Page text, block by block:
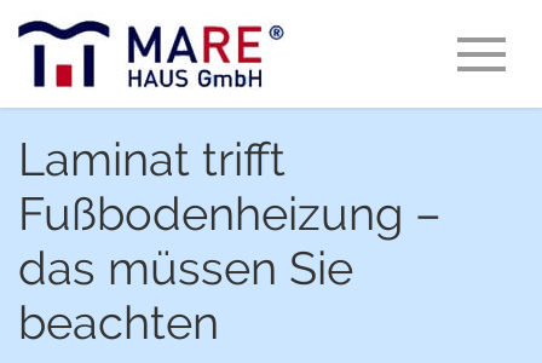
Laminat trifft
Fußbodenheizung –
das müssen Sie
beachten